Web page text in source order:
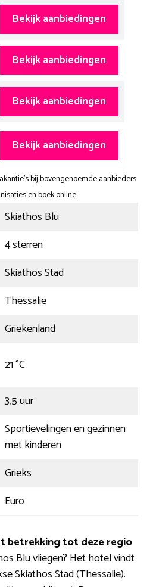
Bekijk aanbiedingen
Bekijk aanbiedingen
Bekijk aanbiedingen
Bekijk aanbiedingen
bij bovengenoemde aanbieders
en boek online.
Skiathos Blu
4 sterren
Skiathos Stad
Thessalie
Griekenland
21 °C
3,5 uur
Sportievelingen en gezinnen
met kinderen
Grieks
Euro
betrekking tot deze regio
Blu vliegen? Het hotel vindt
Skiathos Stad (Thessalie).